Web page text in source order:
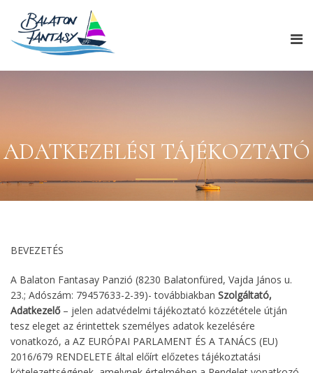
ADATKEZELÉSI TÁJÉKOZTATÓ
BEVEZETÉS
A Balaton Fantasay Panzió (8230 Balatonfüred, Vajda János u.
23.; Adószám: 79457633-2-39)- továbbiakban Szolgáltató,
Adatkezelő– jelen adatvédelmi tájékoztató közzététele útján
tesz eleget az érintettek személyes adatok kezelésére
vonatkozó, a AZ EURÓPAI PARLAMENT ÉS A TANÁCS (EU)
2016/679 RENDELETE által előírt előzetes tájékoztatási